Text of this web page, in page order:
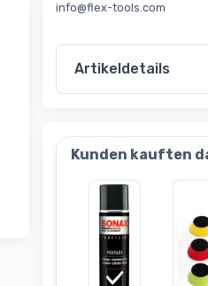
info@flex-tools.com
Artikeldetails
Kunden kauften